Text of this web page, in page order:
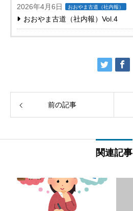
2026年4月6日 おおやま古道（社内報）
おおやま古道（社内報）Vol.4
前の記事
関連記事